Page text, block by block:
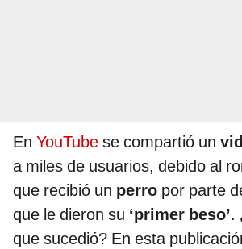
En YouTube se compartió un
a miles de usuarios, debido al
que recibió un perro por parte
que le dieron su ‘primer beso’.
que sucedió? En esta